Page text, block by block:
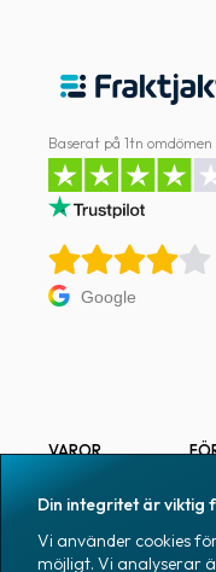
Baserat på 1tn omdömen
Google
VAROR
Märkning
Emballage
Din integritet är viktig
Vi använder cookies
möjligt. Vi analyserar